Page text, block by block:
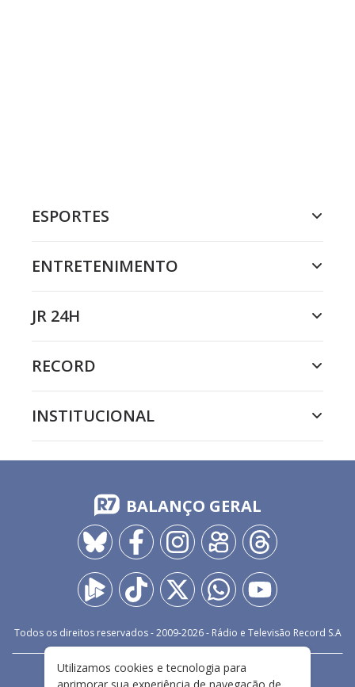
ESPORTES
ENTRETENIMENTO
JR 24H
RECORD
INSTITUCIONAL
BALANÇO GERAL
Todos os direitos reservados - 2009-2026- Rádio e Televisão Record S.A
FALE CONOSCO PRIVACIDADE
Utilizamos cookies e tecnologia para